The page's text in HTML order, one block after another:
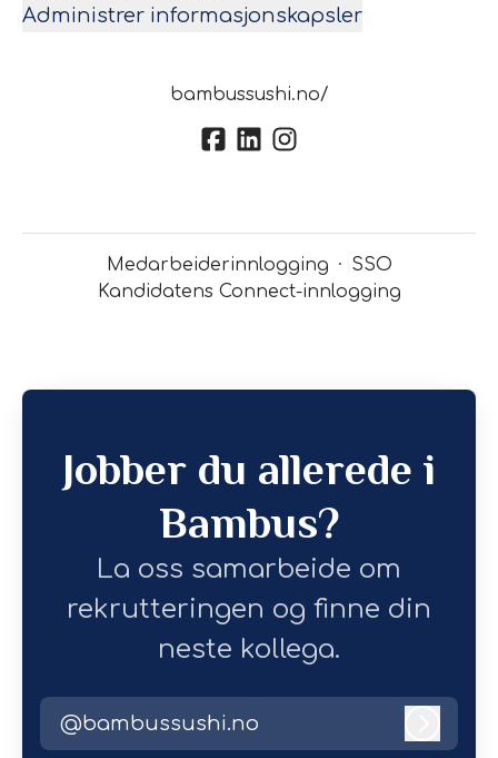
Administrer informasjonskapsler
bambussushi.no/
Medarbeiderinnlogging · SSO
Kandidatens Connect-innlogging
Jobber du allerede i
Bambus?
La oss samarbeide om
rekrutteringen og finne din
neste kollega.
@bambussushi.no